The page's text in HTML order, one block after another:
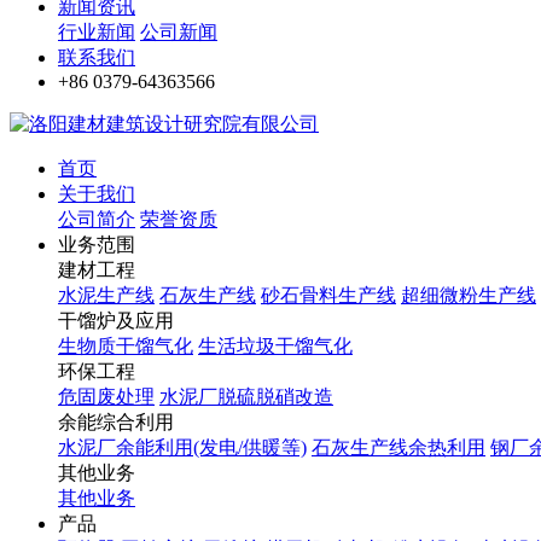
新闻资讯
行业新闻 公司新闻
联系我们
+86 0379-64363566
首页
关于我们
公司简介 荣誉资质
业务范围
建材工程
水泥生产线 石灰生产线 砂石骨料生产线 超细微粉生产线
干馏炉及应用
生物质干馏气化 生活垃圾干馏气化
环保工程
危固废处理 水泥厂脱硫脱硝改造
余能综合利用
水泥厂余能利用(发电/供暖等) 石灰生产线余热利用 钢厂
其他业务
其他业务
产品